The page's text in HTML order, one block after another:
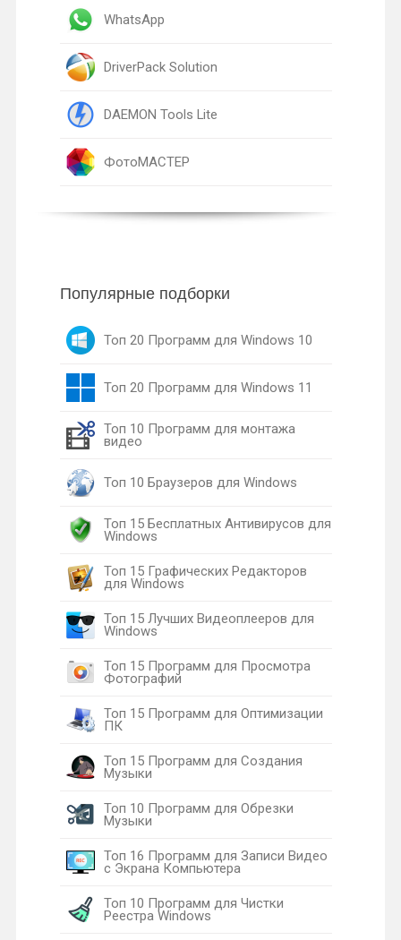
WhatsApp
DriverPack Solution
DAEMON Tools Lite
ФотоМАСТЕР
Популярные подборки
Топ 20 Программ для Windows 10
Топ 20 Программ для Windows 11
Топ 10 Программ для монтажа
видео
Топ 10 Браузеров для Windows
Топ 15 Бесплатных Антивирусов для
Windows
Топ 15 Графических Редакторов
для Windows
Топ 15 Лучших Видеоплееров для
Windows
Топ 15 Программ для Просмотра
Фотографий
Топ 15 Программ для Оптимизации
ПК
Топ 15 Программ для Создания
Музыки
Топ 10 Программ для Обрезки
Музыки
Топ 16 Программ для Записи Видео
с Экрана Компьютера
Топ 10 Программ для Чистки
Реестра Windows